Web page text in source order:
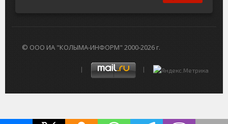
© ООО ИА "КОЛЫМА-ИНФОРМ" 2000-2026 г.